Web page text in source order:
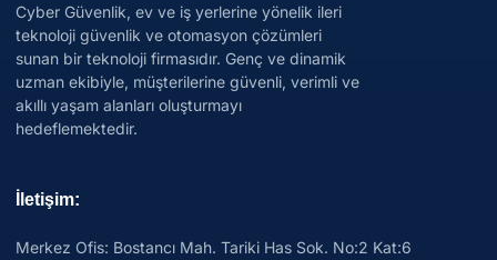
Cyber Güvenlik, ev ve iş yerlerine yönelik ileri
teknoloji güvenlik ve otomasyon çözümleri
sunan bir teknoloji firmasıdır. Genç ve dinamik
uzman ekibiyle, müşterilerine güvenli, verimli ve
akıllı yaşam alanları oluşturmayı
hedeflemektedir.
İletişim:
Merkez Ofis: Bostancı Mah. Tariki Has Sok. No:2 Kat:6